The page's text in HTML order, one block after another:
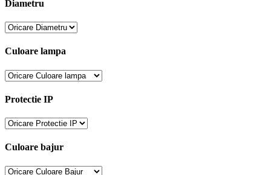
Diametru
Culoare lampa
Protectie IP
Culoare bajur